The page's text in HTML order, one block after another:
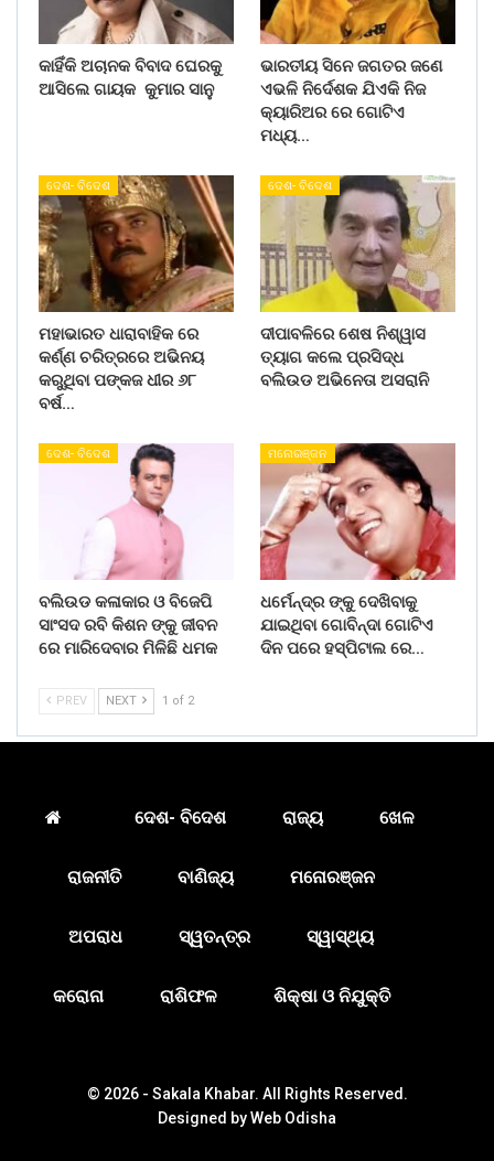
କାହିଁକି ଅଚାନକ ବିବାଦ ଘେରକୁ
ଆସିଲେ ଗାୟକ କୁମାର ସାନୁ
ଭାରତୀୟ ସିନେ ଜଗତର ଜଣେ
ଏଭଳି ନିର୍ଦେଶକ ଯିଏକି ନିଜ
କ୍ୟାରିଅର ରେ ଗୋଟିଏ
ମଧ୍ୟ…
ଦେଶ- ବିଦେଶ
ମହାଭାରତ ଧାରାବାହିକ ରେ
କର୍ଣ୍ଣ ଚରିତ୍ରରେ ଅଭିନୟ
କରୁଥିବା ପଙ୍କଜ ଧୀର ୬୮
ବର୍ଷ…
ଦେଶ- ବିଦେଶ
ଦୀପାବଳିରେ ଶେଷ ନିଶ୍ୱାସ
ତ୍ୟାଗ କଲେ ପ୍ରସିଦ୍ଧ
ବଲିଉଡ ଅଭିନେତା ଅସରାନି
ଦେଶ- ବିଦେଶ
ବଲିଉଡ କଳାକାର ଓ ବିଜେପି
ସାଂସଦ ରବି କିଶନ ଙ୍କୁ ଜୀବନ
ରେ ମାରିଦେବାର ମିଳିଛି ଧମକ
ମନୋରଞ୍ଜନ
ଧର୍ମେନ୍ଦ୍ର ଙ୍କୁ ଦେଖିବାକୁ
ଯାଇଥିବା ଗୋବିନ୍ଦା ଗୋଟିଏ
ଦିନ ପରେ ହସ୍ପିଟାଲ ରେ…
PREV NEXT 1 of 2
ଦେଶ- ବିଦେଶ ରାଜ୍ୟ ଖେଳ
ରାଜନୀତି ବାଣିଜ୍ୟ ମନୋରଞ୍ଜନ
ଅପରାଧ ସ୍ୱତନ୍ତ୍ର ସ୍ୱାସ୍ଥ୍ୟ
କରୋନା ରାଶିଫଳ ଶିକ୍ଷା ଓ ନିଯୁକ୍ତି
© 2026 - Sakala Khabar. All Rights Reserved.
Designed byWeb Odisha